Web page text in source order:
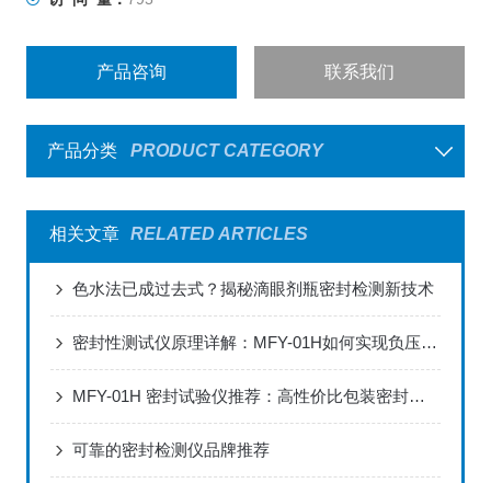
产品咨询 联系我们
产品分类 PRODUCT CATEGORY
相关文章 RELATED ARTICLES
色水法已成过去式？揭秘滴眼剂瓶密封检测新技术
密封性测试仪原理详解：MFY-01H如何实现负压法密封检测
MFY-01H 密封试验仪推荐：高性价比包装密封检测解决方案
可靠的密封检测仪品牌推荐